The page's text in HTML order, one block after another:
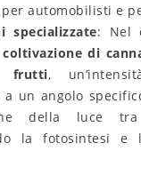
automobilisti e
specializzate: Nel
coltivazione di
frutti,
a un angolo
della luce
la fotosintesi e